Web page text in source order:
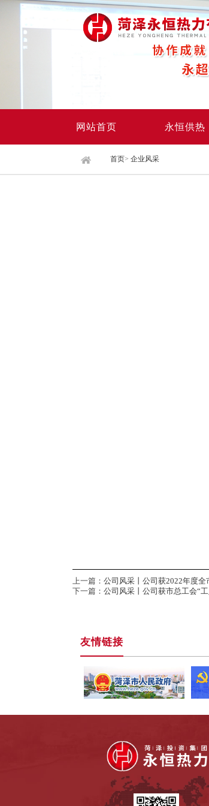
网站首页 永恒供热
首页> 企业风采
上一篇： 公司风采丨公司获2022年度全
下一篇： 公司风采丨公司获市总工会“
友情链接